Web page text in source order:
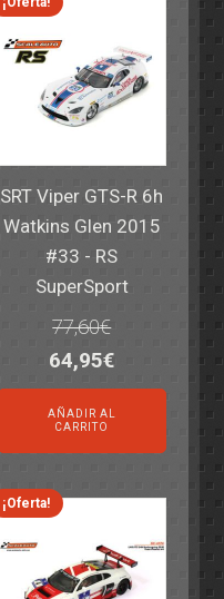
SRT Viper GTS-R 6h
Watkins Glen 2015
#33 - RS
SuperSport
77,60€
El
precio
original
era:
77,60€.
64,95€El
precio
actual
es:
64,95€.
AÑADIR AL
CARRITO
¡Oferta!